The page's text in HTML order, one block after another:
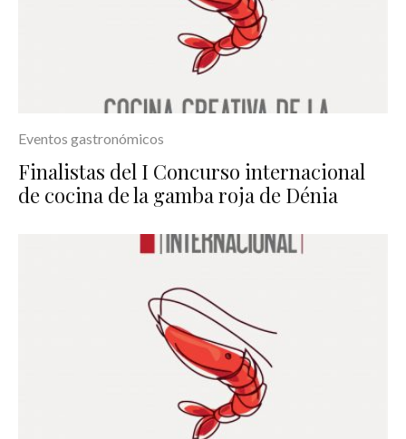
Eventos gastronómicos
Finalistas del I Concurso internacional
de cocina de la gamba roja de Dénia